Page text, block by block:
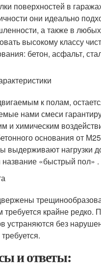
поверхностей в
они идеально
а также в
высокому классу
бетон, асфальт,
к полам,
нами смеси
и химическим
основания от
нагрузки
название «быстрый пол» .
требуется крайне
без
и ответы: